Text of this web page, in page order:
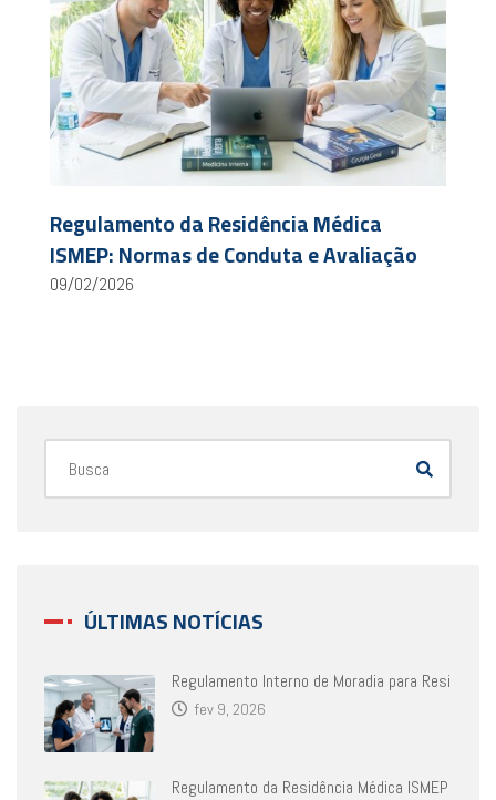
Regulamento da Residência Médica
ISMEP: Normas de Conduta e Avaliação
09/02/2026
ÚLTIMAS NOTÍCIAS
Regulamento Interno de Moradia para Resi
fev 9, 2026
Regulamento da Residência Médica ISMEP